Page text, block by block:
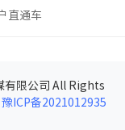
直通车
有限公司 All Rights
豫ICP备2021012935